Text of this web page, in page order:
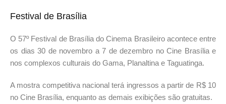
Festival de Brasília
O 57º Festival de Brasília do Cinema Brasileiro acontece entre
os dias 30 de novembro a 7 de dezembro no Cine Brasília e
nos complexos culturais do Gama, Planaltina e Taguatinga.
A mostra competitiva nacional terá ingressos a partir de R$ 10
no Cine Brasília, enquanto as demais exibições são gratuitas.